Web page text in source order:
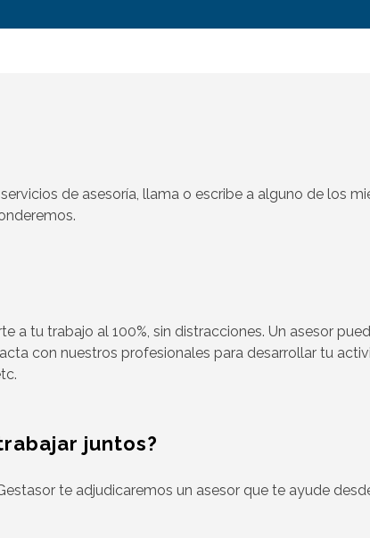
de asesoría, llama o escribe a alguno de los
a tu trabajo al 100%, sin distracciones. Un asesor
con nuestros profesionales para desarrollar tu
juntos?
te adjudicaremos un asesor que te ayude